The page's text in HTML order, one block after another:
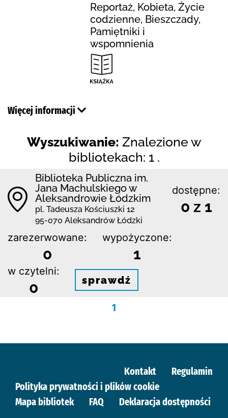
Reportaż, Kobieta, Życie
codzienne, Bieszczady,
Pamiętniki i
wspomnienia
Więcej informacji
Wyszukiwanie: Znalezione w
bibliotekach: 1 .
Biblioteka Publiczna im.
Jana Machulskiego w
Aleksandrowie Łódzkim
pl. Tadeusza Kościuszki 12
95-070 Aleksandrów Łódzki
dostępne:
0 z 1
zarezerwowane:
0
wypożyczone:
1
w czytelni:
0 sprawdź
1
Kontakt
Regulamin
Polityka prywatności i plików cookie
Mapa bibliotek
FAQ Deklaracja dostępności